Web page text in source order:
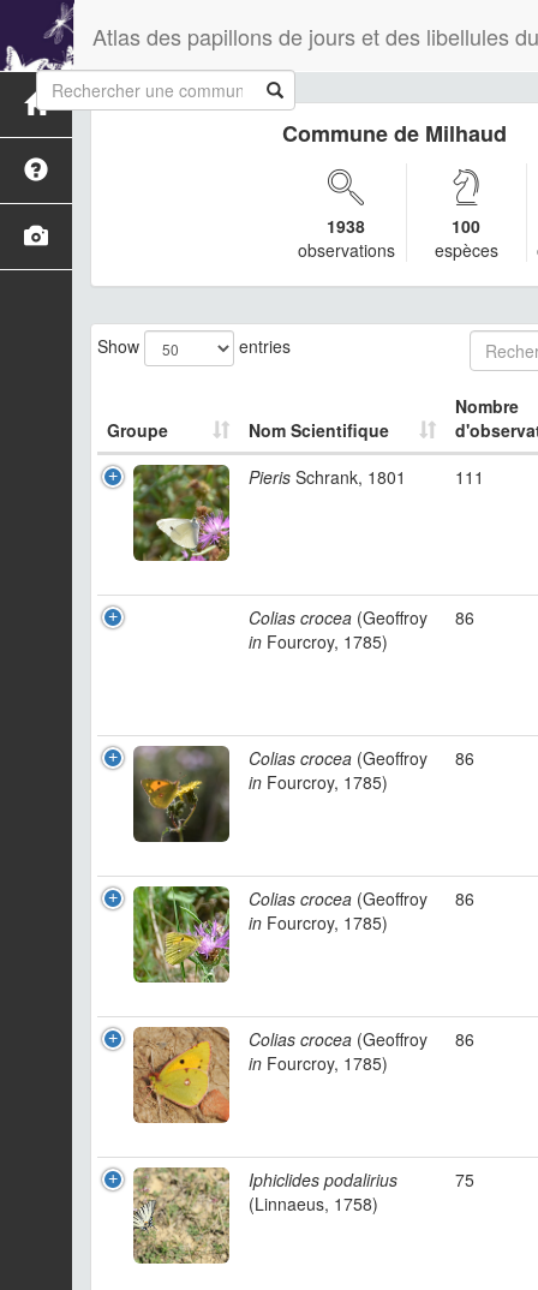
Atlas des papillons de jours et des libellules
Commune de Milhaud
1938
observations
100
espèces
Show entries
Groupe Nom Scientifique
Nombre
Pieris Schrank, 1801 111
Colias crocea (Geoffroy
in Fourcroy, 1785)
86
Colias crocea (Geoffroy
in Fourcroy, 1785)
86
Colias crocea (Geoffroy
in Fourcroy, 1785)
86
Colias crocea (Geoffroy
in Fourcroy, 1785)
86
Iphiclides podalirius
(Linnaeus, 1758)
75